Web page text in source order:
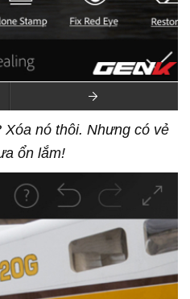
nó thôi. Nhưng có vẻ
ổn lắm!